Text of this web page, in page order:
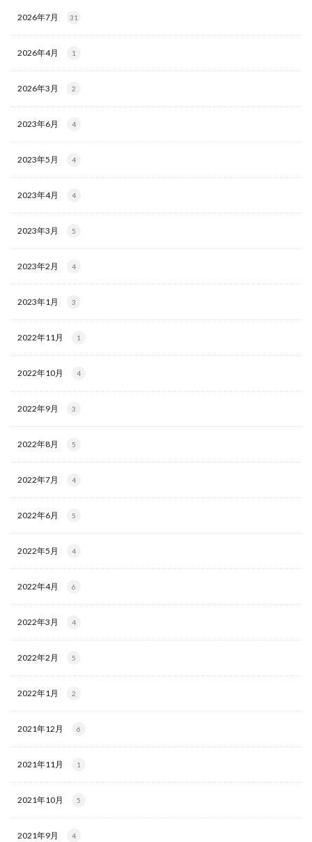
2026年7月 31
2026年4月 1
2026年3月 2
2023年6月 4
2023年5月 4
2023年4月 4
2023年3月 5
2023年2月 4
2023年1月 3
2022年11月 1
2022年10月 4
2022年9月 3
2022年8月 5
2022年7月 4
2022年6月 5
2022年5月 4
2022年4月 6
2022年3月 4
2022年2月 5
2022年1月 2
2021年12月 6
2021年11月 1
2021年10月 5
2021年9月 4